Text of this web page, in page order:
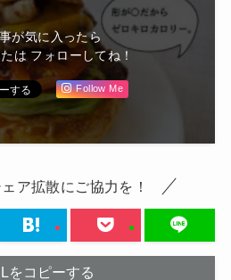
が気に入ったら
は フォローしてね！
Follow Me
ア拡散にご協力を！
をコピーする